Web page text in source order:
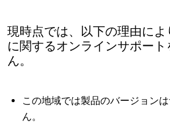
現時点では、以下の理由に
に関するオンラインサポー
ん。
この地域では製品のバージョン
ん。